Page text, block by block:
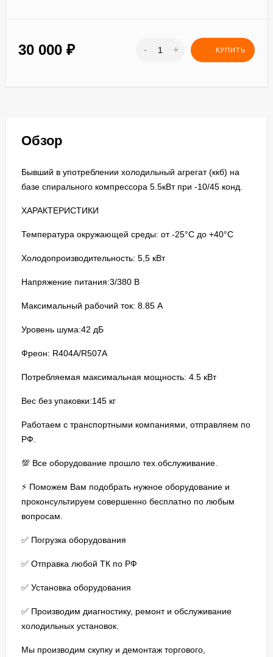
30 000 ₽ - + КУПИТЬ
Обзор
Бывший в употреблении холодильный агрегат (ккб) на
базе спирального компрессора 5.5кВт при -10/45 конд.
ХАРАКТЕРИСТИКИ
Температура окружающей среды: от -25°C до +40°C
Холодопроизводительность: 5,5 кВт
Напряжение питания:3/380 В
Максимальный рабочий ток: 8.85 A
Уровень шума:42 дБ
Фреон: R404A/R507A
Потребляемая максимальная мощность: 4.5 кВт
Вес без упаковки:145 кг
Работаем с транспортными компаниями, отправляем по
РФ.
💯 Все оборудование прошло тех.обслуживание.
⚡ Поможем Вам подобрать нужное оборудование и
проконсультируем совершенно бесплатно по любым
вопросам.
✅ Погрузка оборудования
✅ Отправка любой ТК по РФ
✅ Установка оборудования
✅ Производим диагностику, ремонт и обслуживание
холодильных установок.
Мы производим скупку и демонтаж торгового,